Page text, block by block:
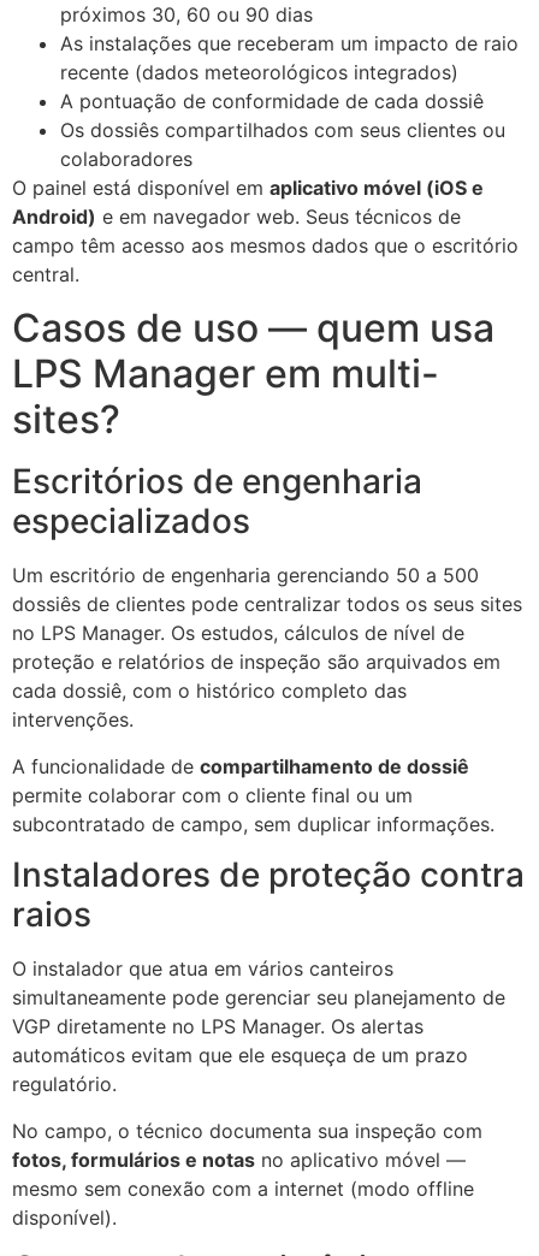
próximos 30, 60 ou 90 dias
As instalações que receberam um impacto de raio
recente (dados meteorológicos integrados)
A pontuação de conformidade de cada dossiê
Os dossiês compartilhados com seus clientes ou
colaboradores
O painel está disponível em aplicativo móvel (iOS e
Android) e em navegador web. Seus técnicos de
campo têm acesso aos mesmos dados que o escritório
central.
Casos de uso — quem usa
LPS Manager em multi-
sites?
Escritórios de engenharia
especializados
Um escritório de engenharia gerenciando 50 a 500
dossiês de clientes pode centralizar todos os seus sites
no LPS Manager. Os estudos, cálculos de nível de
proteção e relatórios de inspeção são arquivados em
cada dossiê, com o histórico completo das
intervenções.
A funcionalidade de compartilhamento de dossiê
permite colaborar com o cliente final ou um
subcontratado de campo, sem duplicar informações.
Instaladores de proteção contra
raios
O instalador que atua em vários canteiros
simultaneamente pode gerenciar seu planejamento de
VGP diretamente no LPS Manager. Os alertas
automáticos evitam que ele esqueça de um prazo
regulatório.
No campo, o técnico documenta sua inspeção com
fotos, formulários e notas no aplicativo móvel —
mesmo sem conexão com a internet (modo offline
disponível).